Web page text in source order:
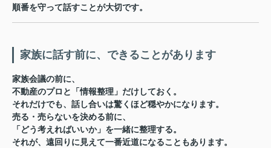
順番を守って話すことが大切です。
家族に話す前に、できることがあります
家族会議の前に、
不動産のプロと「情報整理」だけしておく。
それだけでも、話し合いは驚くほど穏やかになります。
売る・売らないを決める前に、
「どう考えればいいか」を一緒に整理する。
それが、遠回りに見えて一番近道になることもあります。